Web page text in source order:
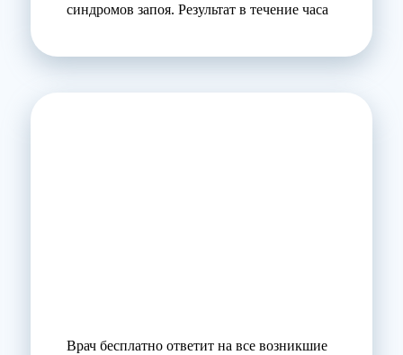
синдромов запоя. Результат в течение часа
Врач бесплатно ответит на все возникшие